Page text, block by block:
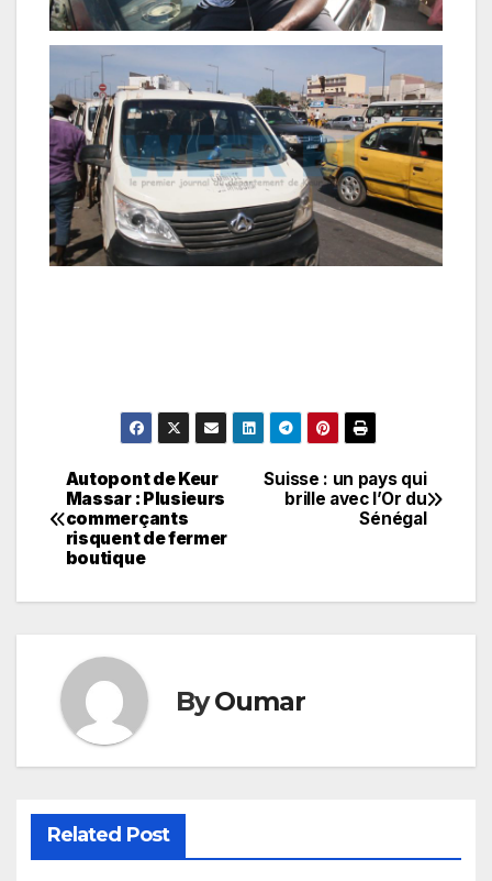
Navigation
de
l’article
Suisse : un pays qui
brille avec l’Or du
Sénégal
Autopont de Keur
Massar : Plusieurs
commerçants
risquent de fermer
boutique
ByOumar
Related Post